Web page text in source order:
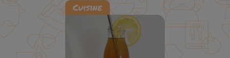
Cuisine